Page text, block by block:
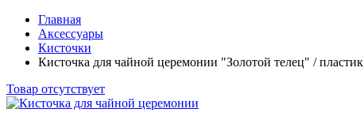
Главная
Аксессуары
Кисточки
Кисточка для чайной церемонии "Золотой телец" / пластик
Товар отсутствует